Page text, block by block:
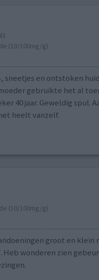
(10/100mg/g)
sneetjes en ontstoken
gebruikte het al
40 jaar. Geweldig spul.
heelt vanzelf.
(10/100mg/g)
groot en klein
Heb wonderen zien